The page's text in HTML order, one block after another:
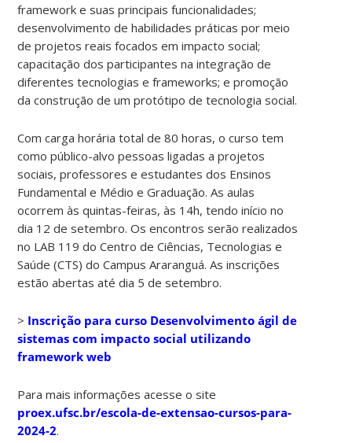
framework e suas principais funcionalidades;
desenvolvimento de habilidades práticas por meio
de projetos reais focados em impacto social;
capacitação dos participantes na integração de
diferentes tecnologias e frameworks; e promoção
da construção de um protótipo de tecnologia social.
Com carga horária total de 80 horas, o curso tem
como público-alvo pessoas ligadas a projetos
sociais, professores e estudantes dos Ensinos
Fundamental e Médio e Graduação. As aulas
ocorrem às quintas-feiras, às 14h, tendo início no
dia 12 de setembro. Os encontros serão realizados
no LAB 119 do Centro de Ciências, Tecnologias e
Saúde (CTS) do Campus Araranguá. As inscrições
estão abertas até dia 5 de setembro.
> Inscrição para curso Desenvolvimento ágil de
sistemas com impacto social utilizando
framework web
Para mais informações acesse o site
proex.ufsc.br/escola-de-extensao-cursos-para-
2024-2.